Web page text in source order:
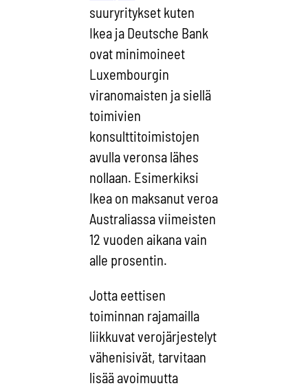
suuryritykset kuten
Ikea ja Deutsche Bank
ovat minimoineet
Luxembourgin
viranomaisten ja siellä
toimivien
konsulttitoimistojen
avulla veronsa lähes
nollaan. Esimerkiksi
Ikea on maksanut veroa
Australiassa viimeisten
12 vuoden aikana vain
alle prosentin.
Jotta eettisen
toiminnan rajamailla
liikkuvat verojärjestelyt
vähenisivät, tarvitaan
lisää avoimuutta